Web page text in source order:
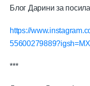
Блог Дарини за
https://
***